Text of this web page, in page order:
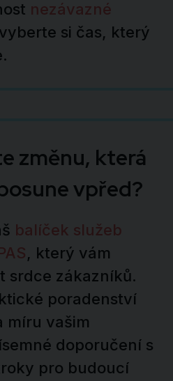
nezávazné
si čas, který
změnu, která
vpřed?
balíček služeb
, který vám
srdce zákazníků.
poradenství
míru vašim
doporučení s
pro budoucí